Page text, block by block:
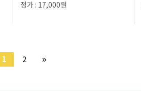
정가 : 17,000원
1 2 »